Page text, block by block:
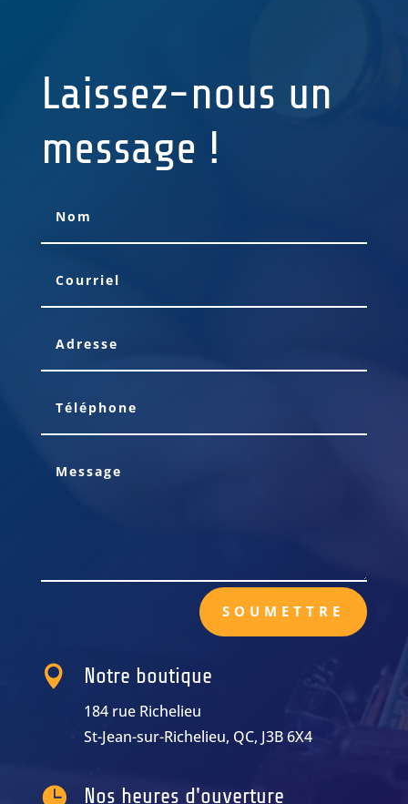
Laissez-nous un
message !
SOUMETTRE
 Notre boutique
184 rue Richelieu
St-Jean-sur-Richelieu, QC, J3B 6X4
 Nos heures d'ouverture